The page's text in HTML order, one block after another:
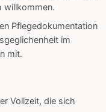
willkommen.
Pflegedokumentation
im
mit.
Vollzeit, die sich